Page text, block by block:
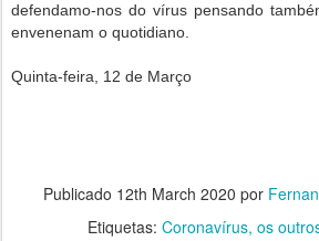
defendamo-nos do vírus pensando
envenenam o quotidiano.
Quinta-feira, 12 de Março
Publicado 12th March 2020 por
Etiquetas: Coronavírus os